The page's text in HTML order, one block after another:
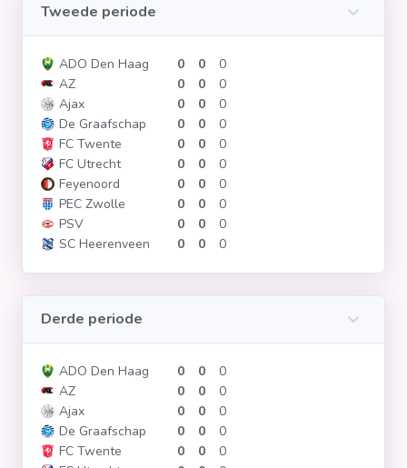
Tweede periode
ADO Den Haag 0 0
0
AZ
0 0
0
Ajax
0 0
0
De Graafschap
0 0
0
FC Twente
0 0
0
FC Utrecht
0 0
0
Feyenoord
0 0
0
PEC Zwolle
0 0
0
PSV
0 0
0
SC Heerenveen
0 0 0
Derde periode
ADO Den Haag 0 0
0
AZ
0 0
0
Ajax
0 0
0
De Graafschap
0 0
0
FC Twente
0 0
0